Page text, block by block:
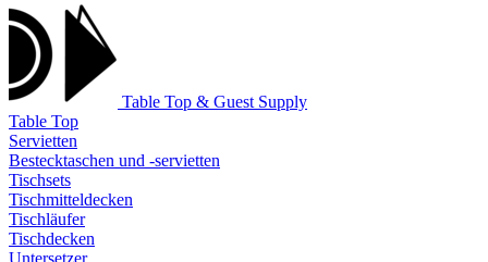
Table Top & Guest Supply
Table Top
Servietten
Bestecktaschen und -servietten
Tischsets
Tischmitteldecken
Tischläufer
Tischdecken